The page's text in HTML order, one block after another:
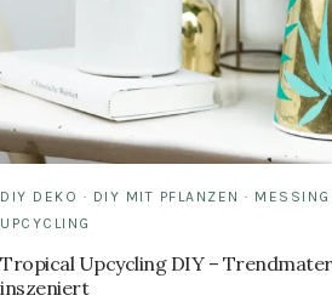
DIY DEKO · DIY MIT PFLANZEN ·
UPCYCLING
Tropical Upcycling DIY –
inszeniert